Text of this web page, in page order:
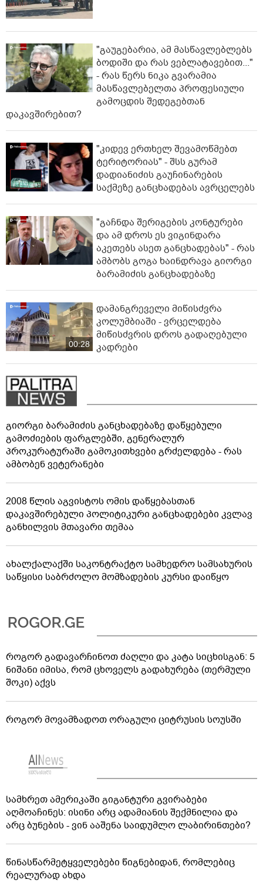
"გაუგებარია, ამ მასწავლებლებს
ბოდიში და რას ვებლატავებით..."
- რას წერს ნიკა გვარამია
მასწავლებელთა პროფესიული
გამოცდის შედეგებთან
დაკავშირებით?
"კიდევ ერთხელ შევამოწმებთ
ტერიტორიას" - შსს გურამ
დადიანიძის გაუჩინარების
საქმეზე განცხადებას ავრცელებს
"გაჩნდა შერიგების კონტურები
და ამ დროს ეს ვიგინდარა
აკეთებს ასეთ განცხადებას" - რას
ამბობს გოგა ხაინდრავა გიორგი
ბარამიძის განცხადებაზე
00:28
დამანგრეველი მიწისძვრა
კოლუმბიაში - ვრცელდება
მიწისძვრის დროს გადაღებული
კადრები
გიორგი ბარამიძის განცხადებაზე დაწყებული
გამოძიების ფარგლებში, გენერალურ
პროკურატურაში გამოკითხვები გრძელდება - რას
ამბობენ ვეტერანები
2008 წლის აგვისტოს ომის დაწყებასთან
დაკავშირებული პოლიტიკური განცხადებები კვლავ
განხილვის მთავარი თემაა
ახალქალაქში საკონტრაქტო სამხედრო სამსახურის
საწყისი საბრძოლო მომზადების კურსი დაიწყო
როგორ გადავარჩინოთ ძაღლი და კატა სიცხისგან: 5
ნიშანი იმისა, რომ ცხოველს გადახურება (თერმული
შოკი) აქვს
როგორ მოვამზადოთ ორაგული ციტრუსის სოუსში
სამხრეთ ამერიკაში გიგანტური გვირაბები
აღმოაჩინეს: ისინი არც ადამიანის შექმნილია და
არც ბუნების - ვინ ააშენა საიდუმლო ლაბირინთები?
წინასწარმეტყველებები წიგნებიდან, რომლებიც
რეალურად ახდა